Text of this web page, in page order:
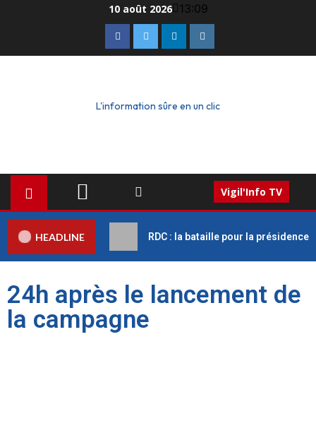
10 août 2026 13:09
L'information sûre en un clic
Vigil'Info TV
HEADLINE RDC : la bataille pour la présidence
24h après le lancement de
la campagne